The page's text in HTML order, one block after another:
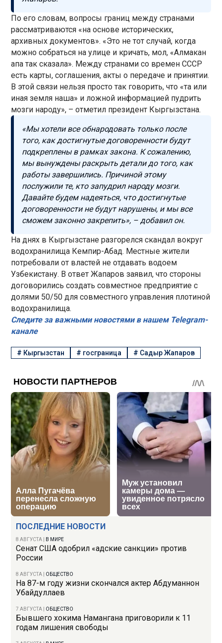
ПОСЛЕДНИЕ НОВОСТИ
8 АВГУСТА В МИРЕ
Сенат США одобрил «адские санкции» против
России
8 АВГУСТА ОБЩЕСТВО
На 87-м году жизни скончался актер Абдуманнон
Убайдуллаев
7 АВГУСТА ОБЩЕСТВО
Бывшего хокима Намангана приговорили к 11
годам лишения свободы
По его словам, вопросы границ между странами
рассматриваются «на основе исторических,
архивных документов». «Это не тот случай, когда
можно собраться на улице и кричать, мол, «Алмакан
апа так сказала». Между странами со времен СССР
есть карты, соглашения, акты о передаче и принятии.
В этой связи нельзя просто так говорить, что «та или
иная земля наша» и ложной информацией пудрить
мозги народу», – отметил президент Кыргызстана.
«Мы хотели все обнародовать только после
того, как достигнутые договоренности будут
подкреплены в рамках закона. К сожалению,
мы вынуждены раскрыть детали до того, как
работы завершились. Причиной этому
послужили те, кто запудрил народу мозги.
Давайте будем надеяться, что достигнутые
договоренности не будут нарушены, и мы все
сможем законно закрепить», – добавил он.
На днях в Кыргызстане разгорелся скандал вокруг
водохранилища Кемпир-Абад. Местные жители
потребовали от властей не отдавать водоем
Узбекистану. В ответ Жапаров заявил, что стороны
договорились создать совместное предприятие с
долями 50/50 для совместного управления плотиной
водохранилища.
Следите за важными новостями в нашем Telegram-
канале
# Кыргызстан # госграница # Садыр Жапаров